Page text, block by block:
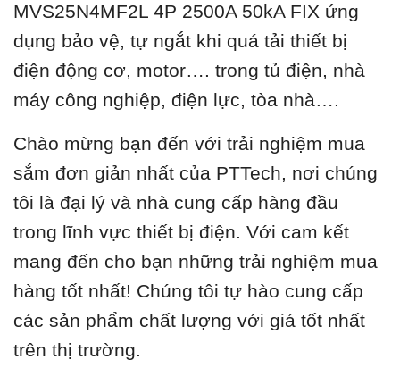
MVS25N4MF2L 4P 2500A 50kA FIX ứng
dụng bảo vệ, tự ngắt khi quá tải thiết bị
điện động cơ, motor…. trong tủ điện, nhà
máy công nghiệp, điện lực, tòa nhà….
Chào mừng bạn đến với trải nghiệm mua
sắm đơn giản nhất của PTTech, nơi chúng
tôi là đại lý và nhà cung cấp hàng đầu
trong lĩnh vực thiết bị điện. Với cam kết
mang đến cho bạn những trải nghiệm mua
hàng tốt nhất! Chúng tôi tự hào cung cấp
các sản phẩm chất lượng với giá tốt nhất
trên thị trường.